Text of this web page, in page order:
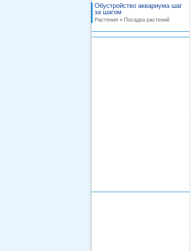
Обустройство аквариума шаг
за шагом
Растения » Посадка растений